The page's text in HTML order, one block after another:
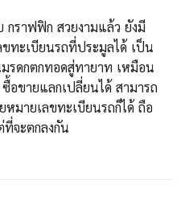
ราฟฟิก สวยงามแล้ว ยังมี
ทะเบียนรถที่ประมูลได้ เป็น
รดกตกทอดสู่ทายาท เหมือน
ขายแลกเปลี่ยนได้ สามารถ
หมายเลขทะเบียนรถก็ได้ ถือ
จะตกลงกัน